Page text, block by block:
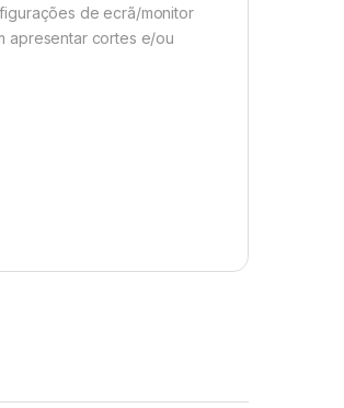
de ecrã/monitor
apresentar cortes e/ou